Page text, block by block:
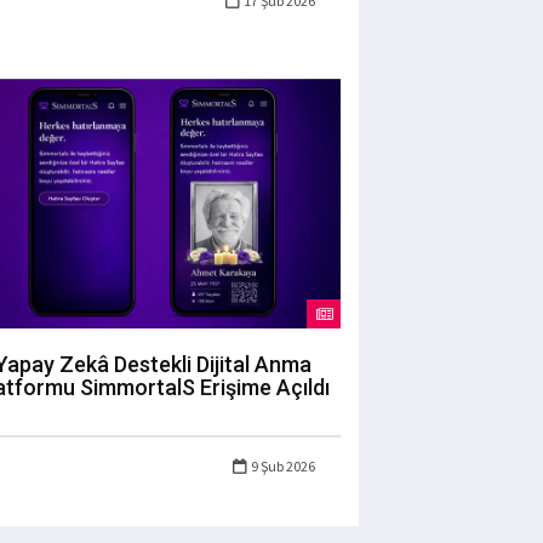
Zekâ Destekli Dijital Anma
SimmortalS Erişime Açıldı
9 Şub 2026